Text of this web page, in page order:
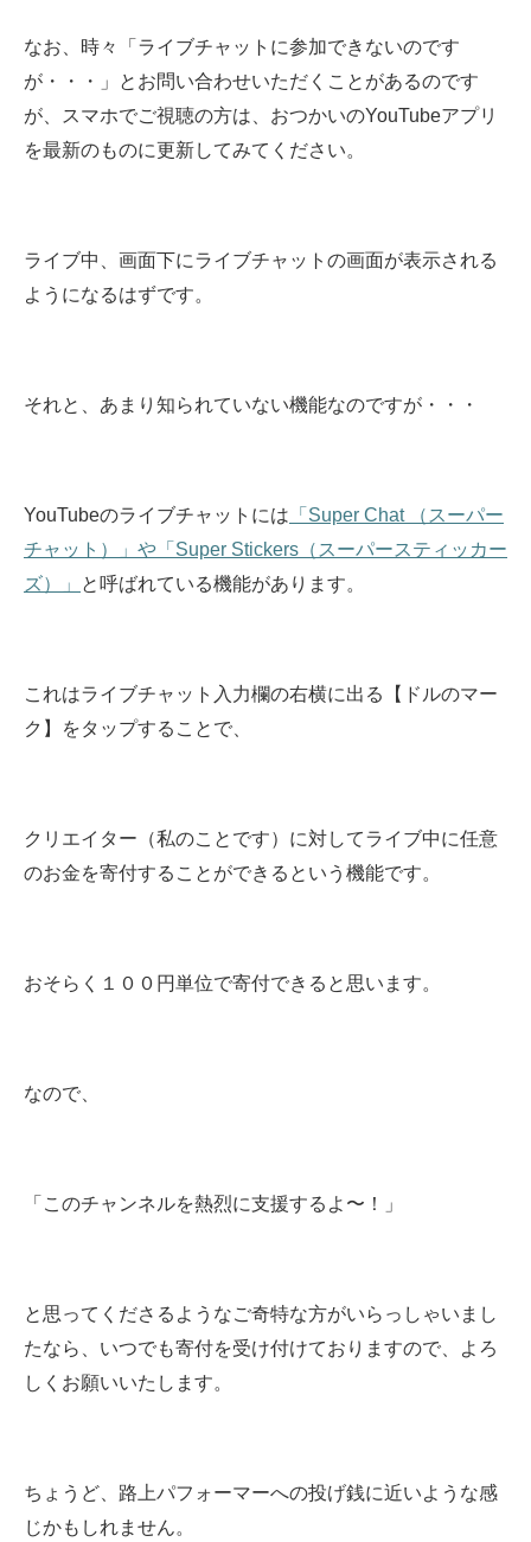
なお、時々「ライブチャットに参加できないのです
が・・・」とお問い合わせいただくことがあるのです
が、スマホでご視聴の方は、おつかいのYouTubeアプリ
を最新のものに更新してみてください。
ライブ中、画面下にライブチャットの画面が表示される
ようになるはずです。
それと、あまり知られていない機能なのですが・・・
YouTubeのライブチャットには 「Super Chat （スーパー
チャット）」や「Super Stickers（スーパースティッカー
ズ）」
と呼ばれている機能があります。
これはライブチャット入力欄の右横に出る【ドルのマー
ク】をタップすることで、
クリエイター（私のことです）に対してライブ中に任意
のお金を寄付することができるという機能です。
おそらく１００円単位で寄付できると思います。
なので、
「このチャンネルを熱烈に支援するよ〜！」
と思ってくださるようなご奇特な方がいらっしゃいまし
たなら、いつでも寄付を受け付けておりますので、よろ
しくお願いいたします。
ちょうど、路上パフォーマーへの投げ銭に近いような感
じかもしれません。